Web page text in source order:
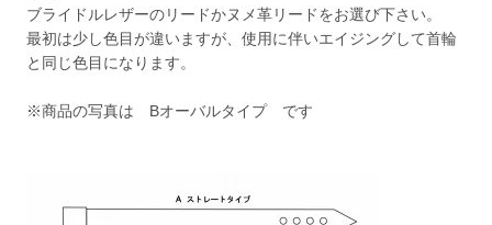
ブライドルレザーのリードかヌメ革リードをお選び下さい。
最初は少し色目が違いますが、使用に伴いエイジングして首輪
と同じ色目になります。
※商品の写真は Bオーバルタイプ です